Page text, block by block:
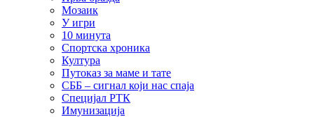
Мозаик
У игри
10 минута
Спортска хроника
Култура
Путоказ за маме и тате
СББ – сигнал који нас спаја
Специјал РТК
Имунизација